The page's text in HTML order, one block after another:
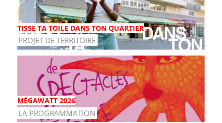
TISSE TA TOILE DANS TON QUARTIER
PROJET DE TERRITOIRE
MÉGAWATT 2026
LA PROGRAMMATION